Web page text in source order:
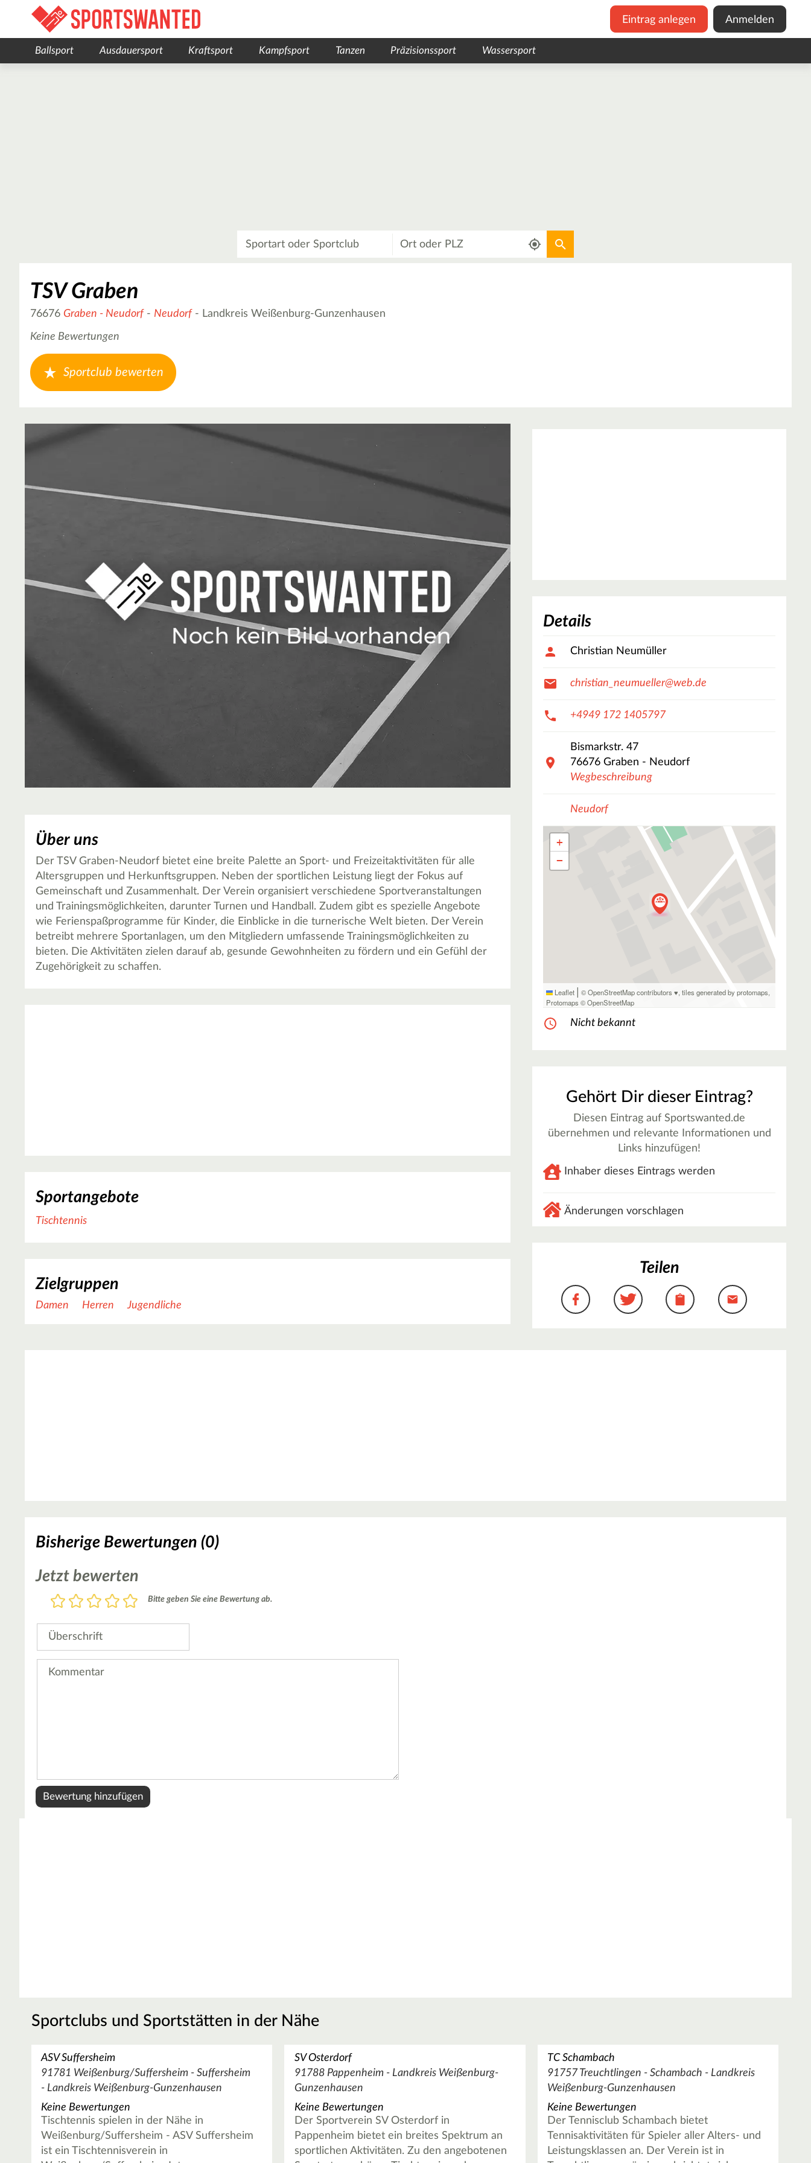
Eintrag anlegen Anmelden
Ballsport Ausdauersport Kraftsport Kampfsport Tanzen Präzisionssport Wassersport
Aktuellen Standort verwenden
TSV Graben
76676 Graben - Neudorf - Neudorf - Landkreis Weißenburg-Gunzenhausen
Keine Bewertungen
Sportclub bewerten
Über uns
Der TSV Graben-Neudorf bietet eine breite Palette an Sport- und Freizeitaktivitäten für alle
Altersgruppen und Herkunftsgruppen. Neben der sportlichen Leistung liegt der Fokus auf
Gemeinschaft und Zusammenhalt. Der Verein organisiert verschiedene Sportveranstaltungen
und Trainingsmöglichkeiten, darunter Turnen und Handball. Zudem gibt es spezielle Angebote
wie Ferienspaßprogramme für Kinder, die Einblicke in die turnerische Welt bieten. Der Verein
betreibt mehrere Sportanlagen, um den Mitgliedern umfassende Trainingsmöglichkeiten zu
bieten. Die Aktivitäten zielen darauf ab, gesunde Gewohnheiten zu fördern und ein Gefühl der
Zugehörigkeit zu schaffen.
Sportangebote
Tischtennis
Zielgruppen
Damen Herren Jugendliche
Details
Christian Neumüller
christian_neumueller@web.de
+4949 172 1405797
Bismarkstr. 47
76676 Graben - Neudorf
Wegbeschreibung
Neudorf
+
−
Leaflet | © OpenStreetMap contributors ♥,tiles generated by protomaps,
Protomaps ©OpenStreetMap
Nicht bekannt
Gehört Dir dieser Eintrag?
Diesen Eintrag auf Sportswanted.de
übernehmen und relevante Informationen und
Links hinzufügen!
Inhaber dieses Eintrags werden
Änderungen vorschlagen
Teilen
Bisherige Bewertungen (0)
Jetzt bewerten
Bewertung
5
4
3
2
1
Bitte geben Sie eine Bewertung ab.
Überschrift
Sportclubs und Sportstätten in der Nähe
ASV Suffersheim
91781 Weißenburg/Suffersheim - Suffersheim
- Landkreis Weißenburg-Gunzenhausen
Keine Bewertungen
Tischtennis spielen in der Nähe in
Weißenburg/Suffersheim - ASV Suffersheim
ist ein Tischtennisverein in
SV Osterdorf
91788 Pappenheim - Landkreis Weißenburg-
Gunzenhausen
Keine Bewertungen
Der Sportverein SV Osterdorf in
Pappenheim bietet ein breites Spektrum an
sportlichen Aktivitäten. Zu den angebotenen
TC Schambach
91757 Treuchtlingen - Schambach - Landkreis
Weißenburg-Gunzenhausen
Keine Bewertungen
Der Tennisclub Schambach bietet
Tennisaktivitäten für Spieler aller Alters- und
Leistungsklassen an. Der Verein ist in